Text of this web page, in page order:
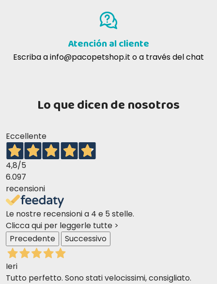
Atención al cliente
Escriba ainfo@pacopetshop.it o a través del chat
Lo que dicen de nosotros
Eccellente
4,8/5
6.097
recensioni
Le nostre recensioni a 4 e 5 stelle.
Clicca qui per leggerle tutte >
Precedente
Successivo
Ieri
Tutto perfetto. Sono stati velocissimi, consigliato.